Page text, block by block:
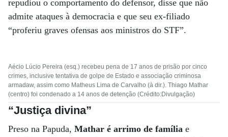
repudiou o comportamento do defensor, disse que não
admite ataques à democracia e que seu ex-filiado
“proferiu graves ofensas aos ministros do STF”.
Aécio Lúcio Pereira (esq.) recebeu pena de 17 anos de prisão por cinco
crimes, inclusive tentativa de golpe de Estado e associação criminosa
armadaw, assim como Matheus Lima de Carvalho (à dir.). Thiago Mathar
(centro) foi condenado a 14 anos de detenção (Crédito:Divulgação)
“Justiça divina”
Preso na Papuda, Mathar é arrimo de família e